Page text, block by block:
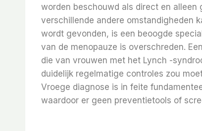
worden beschouwd als direct en alleen
verschillende andere omstandigheden
wordt gevonden, is een beoogde
van de menopauze is overschreden.
die van vrouwen met het Lynch -
duidelijk regelmatige controles zou
Vroege diagnose is in feite
waardoor er geen preventietools of